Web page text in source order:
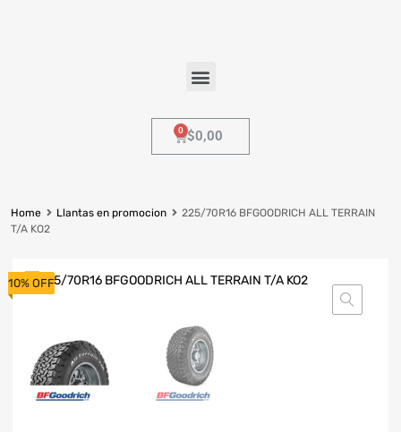
$0,00
Home Llantas en promocion
225/70R16 BFGOODRICH ALL TERRAIN
T/A KO2
10% OFF